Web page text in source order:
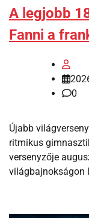
A legjobb
Fanni a
0
Újabb
ritmikus
versenyzője
világbajnokságon